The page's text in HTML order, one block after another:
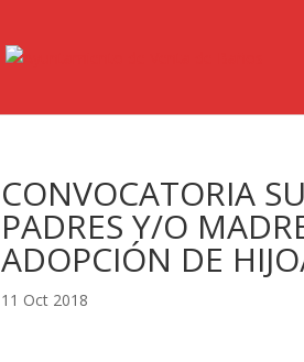
CONVOCATORIA
PADRES Y/O
ADOPCIÓN DE
11 Oct 2018